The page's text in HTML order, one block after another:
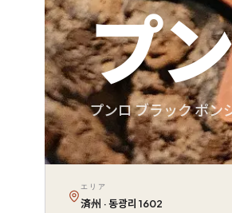
プ
プンロ ブラック ポン
エリア
済州 · 동광리 1602